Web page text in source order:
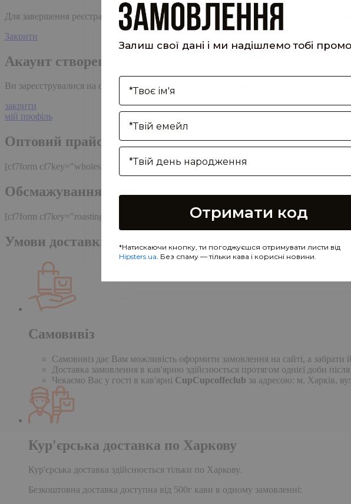
Для завершення реєстрації, перейдіть за посиланням у листі, який було надіслано
Закрити
Акаунт створено
Ви зареєструвалися на сайті Hipster.coffee
roasters і вже можете користуватися
закрити
мій профіль
Оптовий прайс
[cf7form cf7key="wholesale-popup"]
Обсмажування кави
[cf7form cf7key="roasting-popup"]
Умови доставки та оплати
Самовивіз
Самовивіз дає Вам можливість оформити замовлення на сайті, а забрати
Доставка замовлення в кав'ярню здійснюється протягом однієї доби
Чекаємо Вас у гості в кав'ярні CupCupcoffeclub за адресою: м. Харків,
Кур'єрська доставка по Харкову
Кур'єрська доставка здійснюється тільки по Харкову.
Безкоштовна доставка доступна від 500г кави в одному замовленні:
Залиш свої дані і ми надішлемо тобі
І'мя
Enter your email address
Birthday
Отримати код
*Натискаючи кнопку, ти погоджуєшся отримувати листи від
Hipsters.ua. Без спаму — тільки кава і корисні новини.